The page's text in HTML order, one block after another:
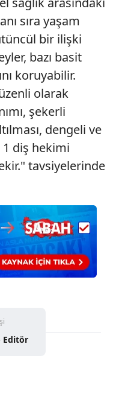
kullanılacaktır.
yer alan panel
ilişkin detaylı bilgi
Çerez Bilgilendirme
Kanunu uyarınca
okumak ve sitemizde
çerezlerle ilgili bilgi
sıra yaşam
bir ilişki
bazı basit
koruyabilir.
olarak
şekerli
dengeli ve
1 diş hekimi
tavsiyelerinde
Editör